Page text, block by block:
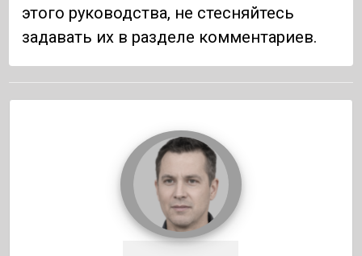
этого руководства, не стесняйтесь
задавать их в разделе комментариев.